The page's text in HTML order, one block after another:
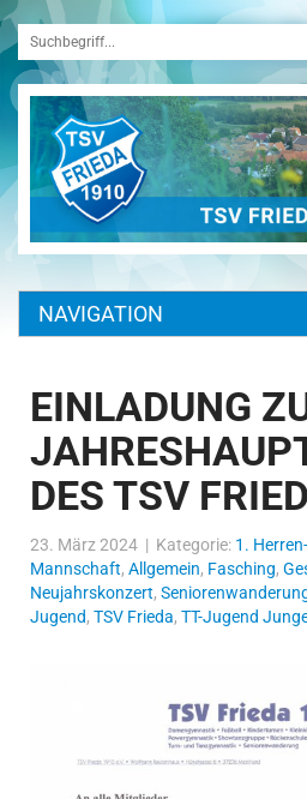
EINLADUNG
DES TSV
23. März 2024 | Kategorie: 1.
Mannschaft, Allgemein, Fasching,
Neujahrskonzert,
Jugend, TSV Frieda, TT-Jugend